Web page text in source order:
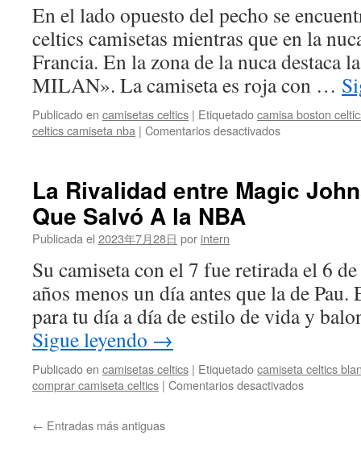
En el lado opuesto del pecho se
celtics camisetas mientras que en la
Francia. En la zona de la nuca destaca
MILAN». La camiseta es roja con …
Publicado en camisetas celtics | Etiquetadocamisa boston
celtics camiseta nba | Comentarios desactivadosen
un
Benzema,
Roberto
Firmino
Y
La Rivalidad entre Magic
Que Salvó A la NBA
Publicada el 2023年7月28日 por intern
Su camiseta con el 7 fue retirada el 6
años menos un día antes que la de
para tu día a día de estilo de vida y
Sigue leyendo →
Publicado en camisetas celtics | Etiquetadocamiseta celtics
comprar camiseta celtics | Comentarios desactivadosen
← Entradas más antiguas